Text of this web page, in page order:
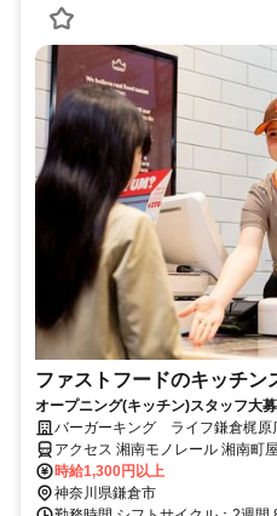
ファストフードのキッチン
オープニング(キッチン)スタッフ大
出は２週間ごと！
バーガーキング ライフ鎌倉梶原
アクセス 湘南モノレール 湘南町
深沢徒歩約17分、湘南モノレー
出入口徒歩約27分 湘南モノレー
時給1,300円以上
神奈川県鎌倉市